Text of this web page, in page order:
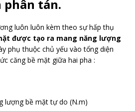
phân tán.
luôn luôn kèm theo sự hấp thụ
được tạo ra mang năng lượng
phụ thuộc chủ yếu vào tổng diện
căng bề mặt giữa hai pha :
bề mặt tự do (N.m)